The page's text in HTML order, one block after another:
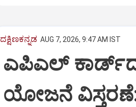
ದಕ್ಷಿಣಕನ್ನಡ AUG 7, 2026, 9:47 AM IST
ಎಪಿಎಲ್‌
ಯೋಜನೆ